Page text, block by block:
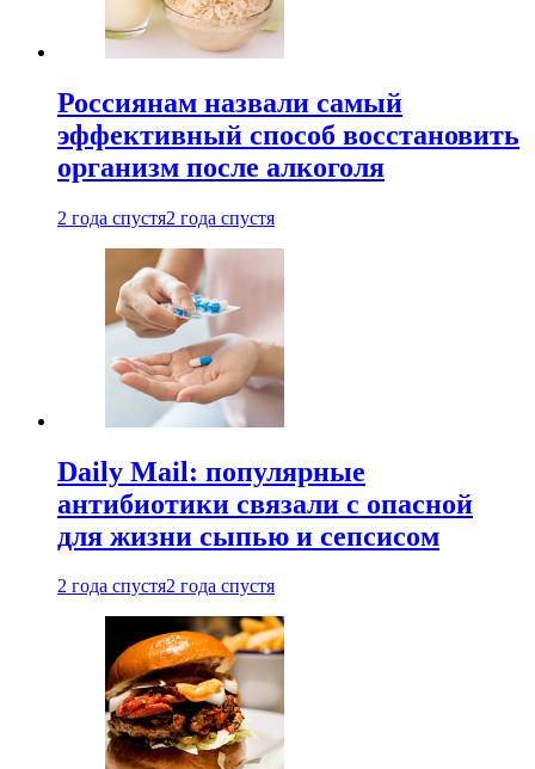
Россиянам назвали самый
эффективный способ восстановить
организм после алкоголя
2 года спустя2 года спустя
Daily Mail: популярные
антибиотики связали с опасной
для жизни сыпью и сепсисом
2 года спустя2 года спустя